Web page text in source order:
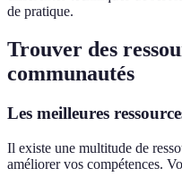
de pratique.
Trouver des
communautés
Les meilleures
Il existe une multitude de
améliorer vos compétences.